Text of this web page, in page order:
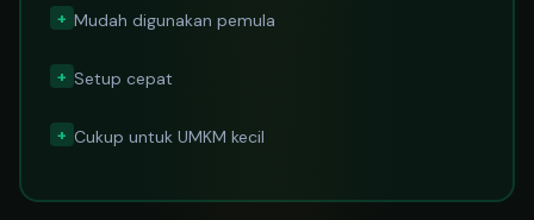
+ Mudah digunakan pemula
+ Setup cepat
+ Cukup untuk UMKM kecil